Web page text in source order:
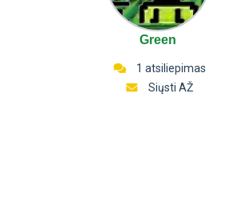
Green
1 atsiliepimas
Siųsti AŽ